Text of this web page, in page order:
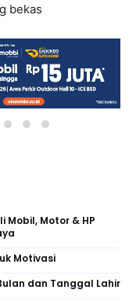
bekas
Mobil, Motor & HP
Motivasi
dan Tanggal Lahir